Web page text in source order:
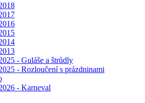
- Guláše a štrůdly
- Rozloučení s prázdninami
- Karneval